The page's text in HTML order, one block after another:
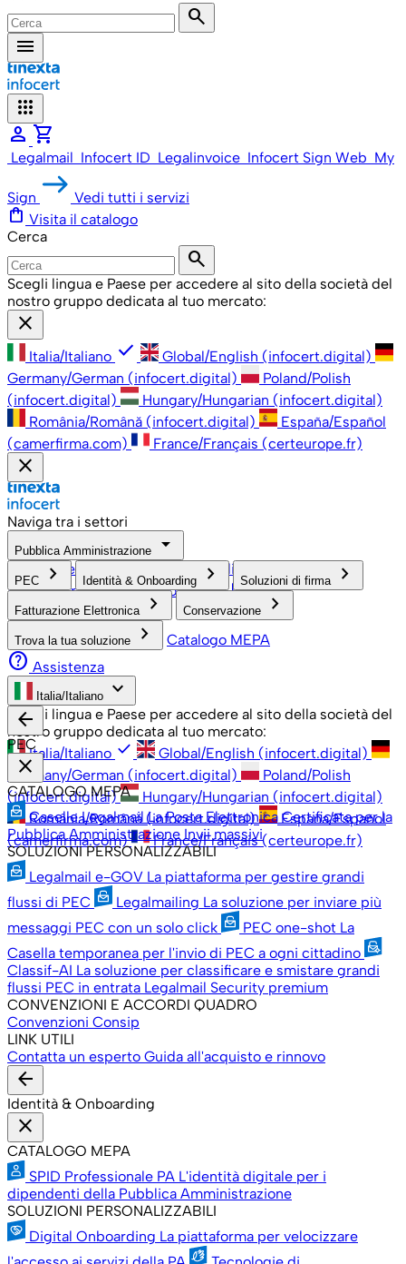
search
menu
apps
person shopping_cart
Legalmail Infocert ID Legalinvoice Infocert Sign Web My
Sign Vedi tutti i servizi
shopping_bag Visita il catalogo
Cerca
search
Scegli lingua e Paese per accedere al sito della società del
nostro gruppo dedicata al tuo mercato:
close
Italia/Italiano check
Global/English (infocert.digital)
Germany/German (infocert.digital)
Poland/Polish
(infocert.digital)
Hungary/Hungarian (infocert.digital)
România/Română (infocert.digital)
España/Español
(camerfirma.com)
France/Français (certeurope.fr)
close
Naviga tra i settori
Pubblica Amministrazione arrow_drop_down
PMI, Professionisti e Privati Grandi Aziende
Pubblica
Amministrazione check Associazioni open_in_new
PEC keyboard_arrow_right Identità & Onboarding keyboard_arrow_right Soluzioni di firma keyboard_arrow_right
Fatturazione Elettronica keyboard_arrow_right Conservazione keyboard_arrow_right
Trova la tua soluzione keyboard_arrow_right Catalogo MEPA
help Assistenza
Italia/Italiano keyboard_arrow_down
Scegli lingua e Paese per accedere al sito della società del
nostro gruppo dedicata al tuo mercato:
Italia/Italiano check
Global/English (infocert.digital)
Germany/German (infocert.digital)
Poland/Polish
(infocert.digital)
Hungary/Hungarian (infocert.digital)
România/Română (infocert.digital)
España/Español
(camerfirma.com)
France/Français (certeurope.fr)
arrow_back
PEC
close
CATALOGO MEPA
Caselle Legalmail La Posta Elettronica Certificata per la
Pubblica Amministrazione Invii massivi
SOLUZIONI PERSONALIZZABILI
Legalmail e-GOV La piattaforma per gestire grandi
flussi di PEC
Legalmailing La soluzione per inviare più
messaggi PEC con un solo click
PEC one-shot La
Casella temporanea per l'invio di PEC a ogni cittadino
Classif-AI La soluzione per classificare e smistare grandi
flussi PEC in entrata Legalmail Security premium
CONVENZIONI E ACCORDI QUADRO
Convenzioni Consip
LINK UTILI
Contatta un esperto Guida all'acquisto e rinnovo
arrow_back
Identità & Onboarding
close
CATALOGO MEPA
SPID Professionale PA L'identità digitale per i
dipendenti della Pubblica Amministrazione
SOLUZIONI PERSONALIZZABILI
Digital Onboarding La piattaforma per velocizzare